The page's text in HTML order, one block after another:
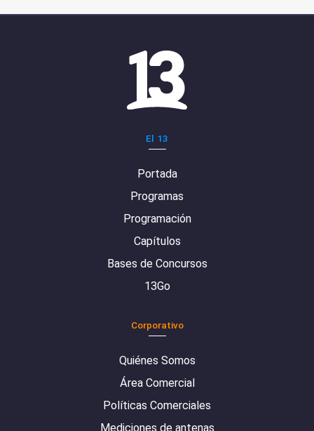
El 13
Portada
Programas
Programación
Capítulos
Bases de Concursos
13Go
Corporativo
Quiénes Somos
Área Comercial
Políticas Comerciales
Mediciones de antenas